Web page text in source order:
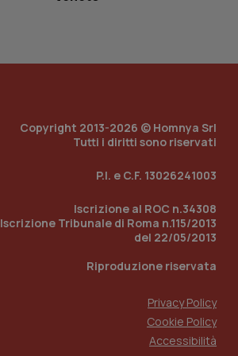
Copyright 2013-2026 © Homnya Srl
Tutti i diritti sono riservati
P.I. e C.F. 13026241003
Iscrizione al ROC n.34308
Iscrizione Tribunale di Roma n.115/2013
del 22/05/2013
Riproduzione riservata
Privacy Policy
Cookie Policy
Accessibilità